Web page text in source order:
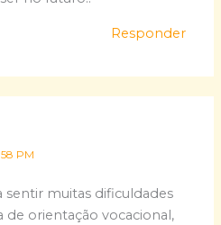
Responder
PM
sentir muitas dificuldades
orientação vocacional,